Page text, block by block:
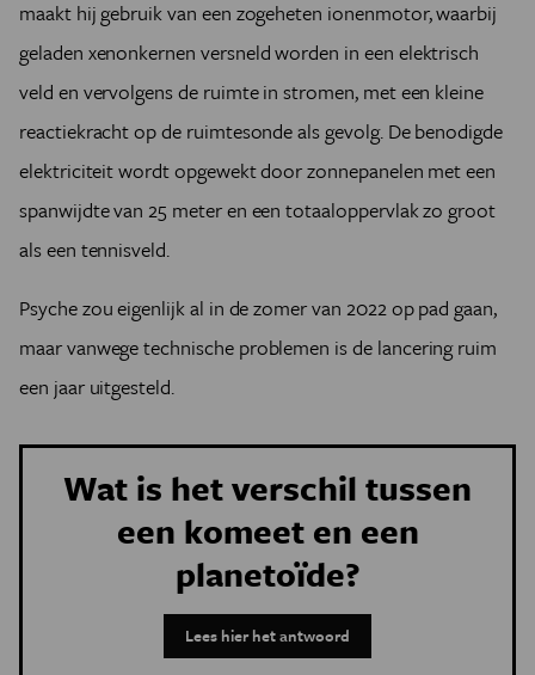
maakt hij gebruik van een zogeheten ionenmotor, waarbij
geladen xenonkernen versneld worden in een elektrisch
veld en vervolgens de ruimte in stromen, met een kleine
reactiekracht op de ruimtesonde als gevolg. De benodigde
elektriciteit wordt opgewekt door zonnepanelen met een
spanwijdte van 25 meter en een totaaloppervlak zo groot
als een tennisveld.
Psyche zou eigenlijk al in de zomer van 2022 op pad gaan,
maar vanwege technische problemen is de lancering ruim
een jaar uitgesteld.
Wat is het verschil tussen
een komeet en een
planetoïde?
Lees hier het antwoord